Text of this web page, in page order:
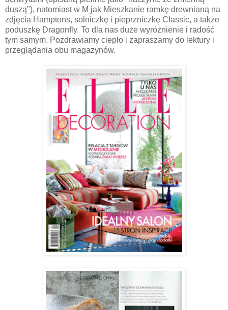
duszą"), natomiast w M jak Mieszkanie ramkę drewnianą na
zdjęcia Hamptons, solniczkę i pieprzniczkę Classic, a także
poduszkę Dragonfly. To dla nas duże wyróżnienie i radość
tym samym. Pozdrawiamy ciepło i zapraszamy do lektury i
przeglądania obu magazynów.